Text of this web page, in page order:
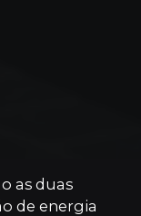
as duas
de energia